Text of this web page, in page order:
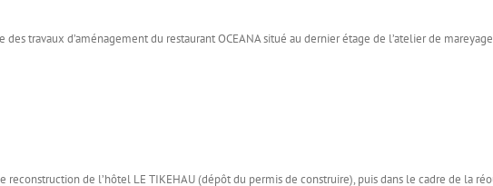
travaux d’aménagement du restaurant OCEANA situé au dernier étage de l’atelier de mareyage
reconstruction de l’hôtel LE TIKEHAU (dépôt du permis de construire), puis dans le cadre de la